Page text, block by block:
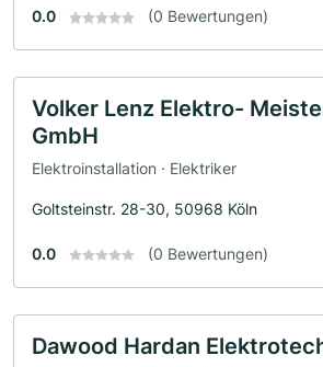
0.0 (0 Bewertungen)
Volker Lenz Elektro-
GmbH
Elektroinstallation · Elektriker
Goltsteinstr. 28-30, 50968 Köln
0.0 (0 Bewertungen)
Dawood Hardan